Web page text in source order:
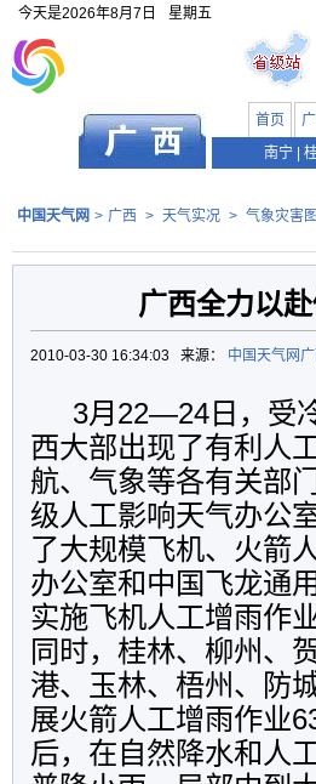
今天是2026年8月7日 星期五
首页
南宁
中国天气网 > 广西 > 天气实况 > 气象灾害
广西全力以
2010-03-30 16:34:03 来源： 中国天气网
3月22—24日，受冷
西大部出现了有利人
航、气象等各有关部
级人工影响天气办公
了大规模飞机、火箭
办公室和中国飞龙通
实施飞机人工增雨作
同时，桂林、柳州、
港、玉林、梧州、防
展火箭人工增雨作业
后，在自然降水和人